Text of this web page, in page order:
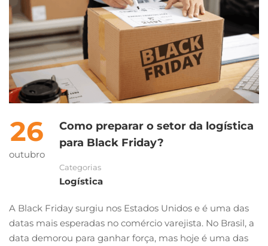
26
outubro
Como preparar o setor da logística
para Black Friday?
Categorias
Logística
A Black Friday surgiu nos Estados Unidos e é uma das
datas mais esperadas no comércio varejista. No Brasil, a
data demorou para ganhar força, mas hoje é uma das